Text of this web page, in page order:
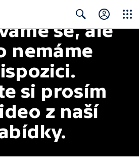
Search
se, ale
nemáme
si prosím
z naší